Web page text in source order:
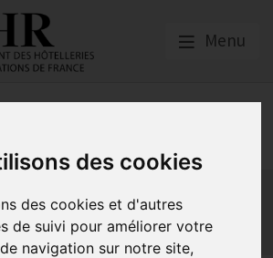
des cookies
des cookies et d'autres
de suivi pour améliorer votre
navigation sur notre site,
Menu
à l’exécution du contrat de travail
à l’extinction du contrat